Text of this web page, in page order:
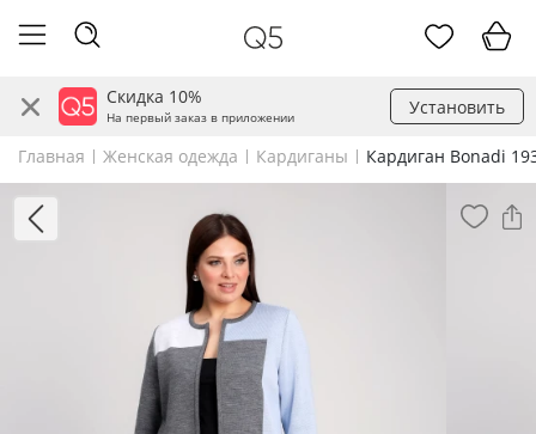
Скидка 10%
На первый заказ в приложении Установить
Главная Женская одежда Кардиганы Кардиган Bonadi